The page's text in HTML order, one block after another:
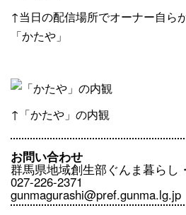
↑当日の配信場所でオーナー自ら
「かたや」
↑「かたや」の内観
お問い合わせ
群馬県地域創生部ぐんま暮らし
027-226-2371
gunmagurashi@pref.gunma.lg.jp